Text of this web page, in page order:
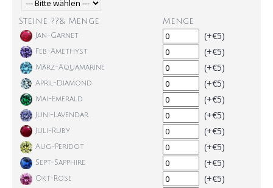
Steine ??& Menge Menge
Jan-Garnet (+€5)
Feb-Amethyst (+€5)
März-Aquamarine (+€5)
April-Diamond (+€5)
Mai-Emerald (+€5)
Juni-Lavendar (+€5)
Juli-Ruby (+€5)
Aug-Peridot (+€5)
Sept-Sapphire (+€5)
Okt-Rose (+€5)